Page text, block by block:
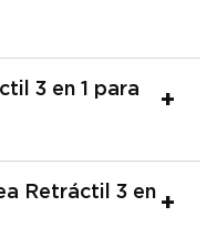
3 en 1 para
Retráctil 3 en